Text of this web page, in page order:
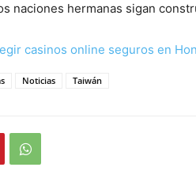
naciones hermanas sigan
casinos online seguros en
Noticias Taiwán